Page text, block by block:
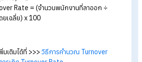
นักงานรายวัน= (ค่าจ้างต่อวัน ÷ ชั่วโมงทำง
วนชั่วโมงโอทีที่ทำ
เพิ่มเติมได้ที่ >>>ค่าล่วงเวลา ค่าทำงานวันหยุ